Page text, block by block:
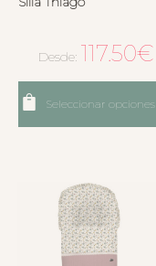
Desde: 117.50€
Seleccionar opciones